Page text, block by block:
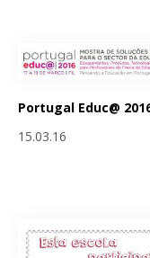
Portugal Educ@
15.03.16